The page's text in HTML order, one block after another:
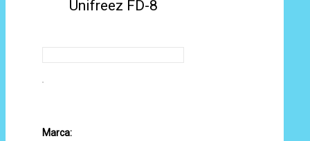
Unifreez FD-8
Marca: